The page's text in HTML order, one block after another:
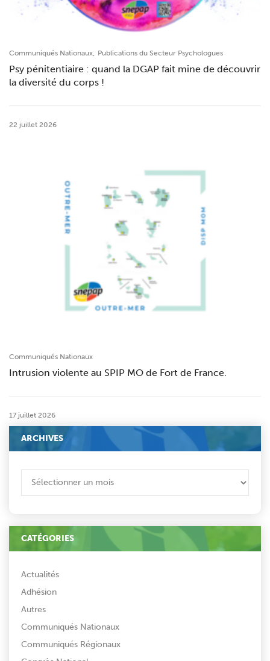
Communiqués Nationaux, Publications du Secteur Psychologues
Psy pénitentiaire : quand la DGAP fait mine de découvrir
la diversité du corps !
22 juillet 2026
Communiqués Nationaux
Intrusion violente au SPIP MO de Fort de France.
17 juillet 2026
ARCHIVES
CATÉGORIES
Actualités
Adhésion
Autres
Communiqués Nationaux
Communiqués Régionaux